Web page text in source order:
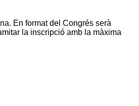
En format del Congrés serà
la inscripció amb la màxima